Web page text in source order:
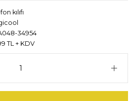
kılıfı
34954
TL + KDV